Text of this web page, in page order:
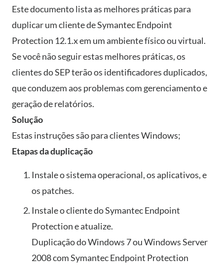
Este documento lista as melhores práticas para
duplicar um cliente de Symantec Endpoint
Protection 12.1.x em um ambiente físico ou virtual.
Se você não seguir estas melhores práticas, os
clientes do SEP terão os identificadores duplicados,
que conduzem aos problemas com gerenciamento e
geração de relatórios.
Solução
Estas instruções são para clientes Windows;
Etapas da duplicação
Instale o sistema operacional, os aplicativos, e
os patches.
Instale o cliente do Symantec Endpoint
Protection e atualize.
Duplicação do Windows 7 ou Windows Server
2008 com Symantec Endpoint Protection